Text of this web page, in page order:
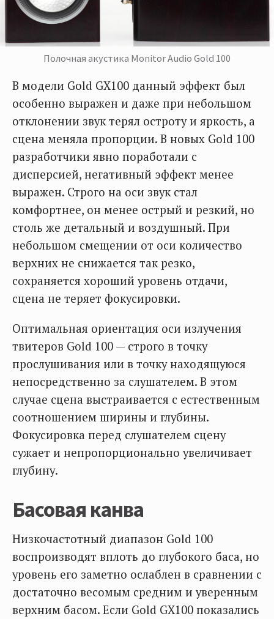
Полочная акустика Monitor Audio Gold 100
В модели Gold GX100 данный эффект был
особенно выражен и даже при небольшом
отклонении звук терял остроту и яркость, а
сцена меняла пропорции. В новых Gold 100
разработчики явно поработали с
дисперсией, негативный эффект менее
выражен. Строго на оси звук стал
комфортнее, он менее острый и резкий, но
столь же детальный и воздушный. При
небольшом смещении от оси количество
верхних не снижается так резко,
сохраняется хороший уровень отдачи,
сцена не теряет фокусировки.
Оптимальная ориентация оси излучения
твитеров Gold 100 — строго в точку
прослушивания или в точку находящуюся
непосредственно за слушателем. В этом
случае сцена выстраивается с естественным
соотношением ширины и глубины.
Фокусировка перед слушателем сцену
сужает и непропорционально увеличивает
глубину.
Басовая канва
Низкочастотный диапазон Gold 100
воспроизводят вплоть до глубокого баса, но
уровень его заметно ослаблен в сравнении с
достаточно весомым средним и уверенным
верхним басом. Если Gold GX100 показались